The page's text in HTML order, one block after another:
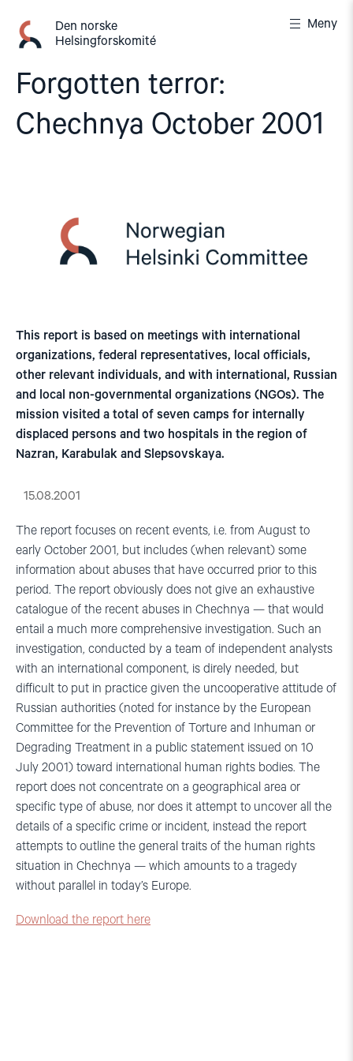
innhold
Den norske
Helsingforskomité
Meny
Forgotten terror:
Chechnya October 2001
This report is based on meetings with international
organizations, federal representatives, local officials,
other relevant individuals, and with international, Russian
and local non-governmental organizations (NGOs). The
mission visited a total of seven camps for internally
displaced persons and two hospitals in the region of
Nazran, Karabulak and Slepsovskaya.
15.08.2001
The report focuses on recent events, i.e. from August to
early October 2001, but includes (when relevant) some
information about abuses that have occurred prior to this
period. The report obviously does not give an exhaustive
catalogue of the recent abuses in Chechnya — that would
entail a much more comprehensive investigation. Such an
investigation, conducted by a team of independent analysts
with an international component, is direly needed, but
difficult to put in practice given the uncooperative attitude of
Russian authorities (noted for instance by the European
Committee for the Prevention of Torture and Inhuman or
Degrading Treatment in a public statement issued on 10
July 2001) toward international human rights bodies. The
report does not concentrate on a geographical area or
specific type of abuse, nor does it attempt to uncover all the
details of a specific crime or incident, instead the report
attempts to outline the general traits of the human rights
situation in Chechnya — which amounts to a tragedy
without parallel in today’s Europe.
Download the report here